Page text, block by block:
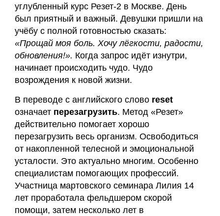
Об
авторе
Диплом
и
сертификаты
Галины
Акулич
Контакты
Отзывы
Дневник
кинезиолога
Секреты
углубленный курс Резет-2 в Москве. День
был приятный и важный. Девушки пришли на
учёбу с полной готовностью сказать:
«Прощай моя боль. Хочу лёгкости, радости,
обновления!». Когда запрос идёт изнутри,
начинает происходить чудо. Чудо
возрождения к новой жизни.
В переводе с английского слово reset
означает перезагрузить. Метод «Резет»
действительно помогает хорошо
перезагрузить весь организм. Освободиться
от накопленной телесной и эмоциональной
усталости. Это актуально многим. Особенно
специалистам помогающих профессий.
Участница мартовского семинара Лилия 14
лет проработала фельдшером скорой
помощи, затем несколько лет в